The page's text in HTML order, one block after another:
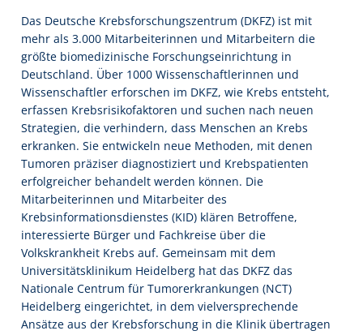
Das Deutsche Krebsforschungszentrum (DKFZ) ist mit
mehr als 3.000 Mitarbeiterinnen und Mitarbeitern die
größte biomedizinische Forschungseinrichtung in
Deutschland. Über 1000 Wissenschaftlerinnen und
Wissenschaftler erforschen im DKFZ, wie Krebs entsteht,
erfassen Krebsrisikofaktoren und suchen nach neuen
Strategien, die verhindern, dass Menschen an Krebs
erkranken. Sie entwickeln neue Methoden, mit denen
Tumoren präziser diagnostiziert und Krebspatienten
erfolgreicher behandelt werden können. Die
Mitarbeiterinnen und Mitarbeiter des
Krebsinformationsdienstes (KID) klären Betroffene,
interessierte Bürger und Fachkreise über die
Volkskrankheit Krebs auf. Gemeinsam mit dem
Universitätsklinikum Heidelberg hat das DKFZ das
Nationale Centrum für Tumorerkrankungen (NCT)
Heidelberg eingerichtet, in dem vielversprechende
Ansätze aus der Krebsforschung in die Klinik übertragen